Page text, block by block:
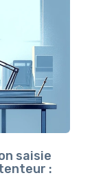
saisie
: